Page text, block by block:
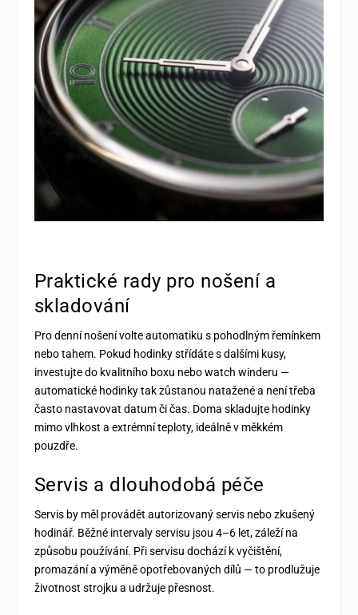
Praktické rady pro nošení a
skladování
Pro denní nošení volte automatiku s pohodlným řemínkem
nebo tahem. Pokud hodinky střídáte s dalšími kusy,
investujte do kvalitního boxu nebo watch winderu —
automatické hodinky tak zůstanou natažené a není třeba
často nastavovat datum či čas. Doma skladujte hodinky
mimo vlhkost a extrémní teploty, ideálně v měkkém
pouzdře.
Servis a dlouhodobá péče
Servis by měl provádět autorizovaný servis nebo zkušený
hodinář. Běžné intervaly servisu jsou 4–6 let, záleží na
způsobu používání. Při servisu dochází k vyčištění,
promazání a výměně opotřebovaných dílů — to prodlužuje
životnost strojku a udržuje přesnost.